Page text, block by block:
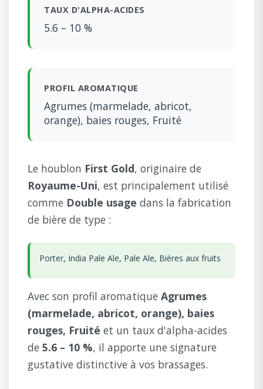
TAUX D'ALPHA-ACIDES
5.6 – 10 %
PROFIL AROMATIQUE
Agrumes (marmelade, abricot,
orange), baies rouges, Fruité
Le houblon First Gold, originaire de
Royaume-Uni, est principalement utilisé
comme Double usage dans la fabrication
de bière de type :
Porter, India Pale Ale, Pale Ale, Biéres aux fruits
Avec son profil aromatique Agrumes
(marmelade, abricot, orange), baies
rouges, Fruité et un taux d'alpha-acides
de 5.6 – 10 %, il apporte une signature
gustative distinctive à vos brassages.